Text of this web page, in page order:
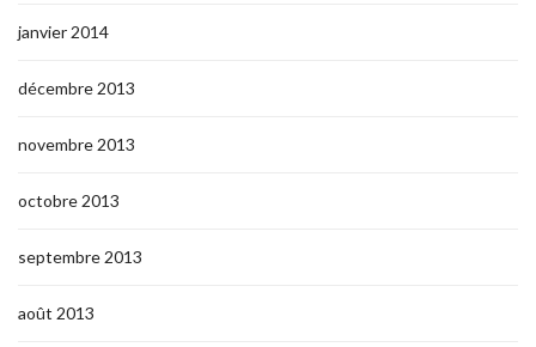
janvier 2014
décembre 2013
novembre 2013
octobre 2013
septembre 2013
août 2013